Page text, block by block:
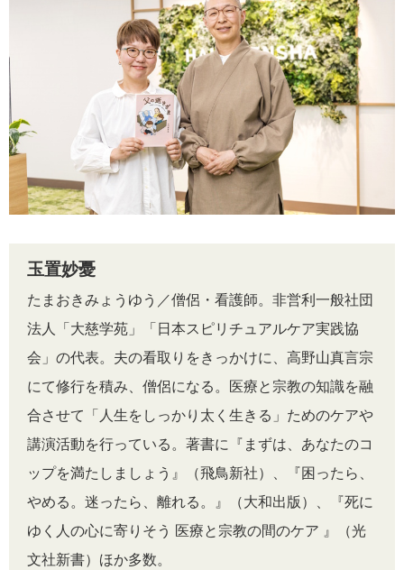
玉置妙憂
たまおきみょうゆう／僧侶・看護師。非営利一般社団
法人「大慈学苑」「日本スピリチュアルケア実践協
会」の代表。夫の看取りをきっかけに、高野山真言宗
にて修行を積み、僧侶になる。医療と宗教の知識を融
合させて「人生をしっかり太く生きる」ためのケアや
講演活動を行っている。著書に『まずは、あなたのコ
ップを満たしましょう』（飛鳥新社）、『困ったら、
やめる。迷ったら、離れる。』（大和出版）、『死に
ゆく人の心に寄りそう 医療と宗教の間のケア 』（光
文社新書）ほか多数。